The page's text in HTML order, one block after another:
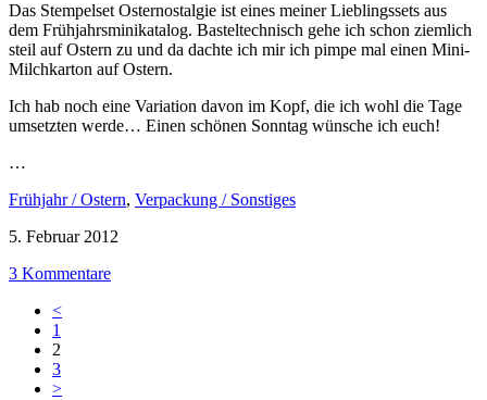
Das Stempelset Osternostalgie ist eines meiner Lieblingssets aus
dem Frühjahrsminikatalog. Basteltechnisch gehe ich schon ziemlich
steil auf Ostern zu und da dachte ich mir ich pimpe mal einen Mini-
Milchkarton auf Ostern.
Ich hab noch eine Variation davon im Kopf, die ich wohl die Tage
umsetzten werde… Einen schönen Sonntag wünsche ich euch!
…
Frühjahr / Ostern, Verpackung / Sonstiges
5. Februar 2012
3 Kommentare
<
1
2
3
>